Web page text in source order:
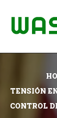
TENSIÓN
CONTROL